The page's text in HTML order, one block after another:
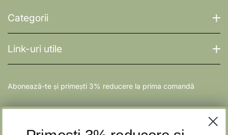
Categorii
Link-uri utile
Abonează-te și primești 3% reducere la prima comandă
E-mail
ÎNSCRIE-TE